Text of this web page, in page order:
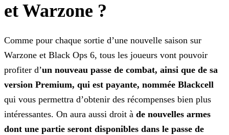
et Warzone ?
Comme pour chaque sortie d’une nouvelle saison sur
Warzone et Black Ops 6, tous les joueurs vont pouvoir
profiter d’un nouveau passe de combat, ainsi que de sa
version Premium, qui est payante, nommée Blackcell
qui vous permettra d’obtenir des récompenses bien plus
intéressantes. On aura aussi droit à de nouvelles armes
dont une partie seront disponibles dans le passe de